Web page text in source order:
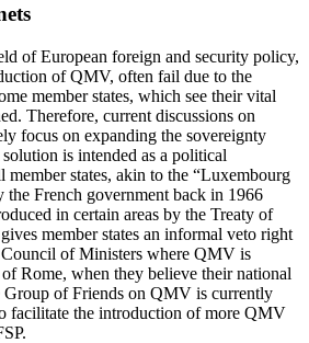
of European foreign and security policy,
of QMV, often fail due to the
member states, which see their vital
Therefore, current discus­sions on
focus on expanding the sovereignty
is intended as a political
member states, akin to the “Luxembourg
the French government back in 1966
in certain areas by the Treaty of
member states an informal veto right
of Ministers where QMV is
Rome, when they believe their national
Group of Friends on QMV is currently
facili­tate the introduction of more QMV